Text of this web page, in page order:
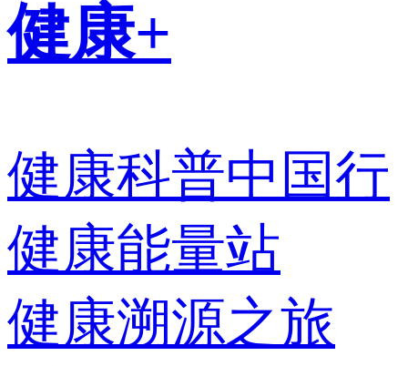
健康+
健康科普中国行
健康能量站
健康溯源之旅